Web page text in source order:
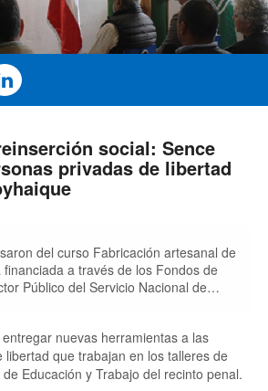
social: Sence
privadas de libertad
del curso Fabricación artesanal de
a través de los Fondos de
Público del Servicio Nacional de
nuevas herramientas a las
libertad que trabajan en los talleres de
Educación y Trabajo del recinto penal.